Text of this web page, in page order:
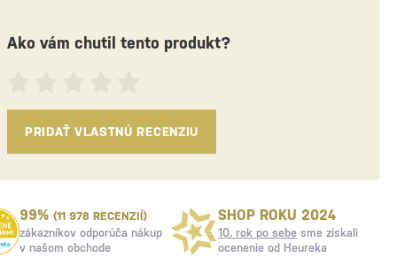
Ako vám chutil tento produkt?
PRIDAŤ VLASTNÚ RECENZIU
99% (11 978 RECENZIÍ)
zákazníkov odporúča nákup
v našom obchode
SHOP ROKU 2024
10. rok po sebe sme získali
ocenenie od Heureka